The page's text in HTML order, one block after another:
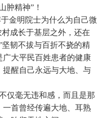
肿精神”！
金明院士为什么为自己微
成长于基层之外，还在
韧不拔与百折不挠的精
大平民百姓患者的健康
提醒自己永远与大地、与
仅毫无违和感，而且是那
首曾经传遍大地、耳熟